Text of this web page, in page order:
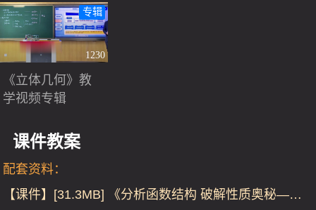
1230
专辑
《立体几何》教
学视频专辑
课件教案
配套资料：
【课件】[31.3MB] 《分析函数结构 破解性质奥秘——